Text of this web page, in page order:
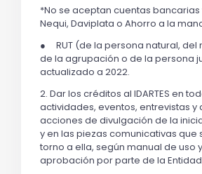
*No se aceptan cuentas
Nequi, Daviplata o Ahorro a la
● RUT (de la persona natural, del
de la agrupación o de la persona
actualizado a 2022.
2. Dar los créditos al IDARTES en
actividades, eventos, entrevistas y
acciones de divulgación de la
y en las piezas comunicativas que
torno a ella, según manual de uso
aprobación por parte de la